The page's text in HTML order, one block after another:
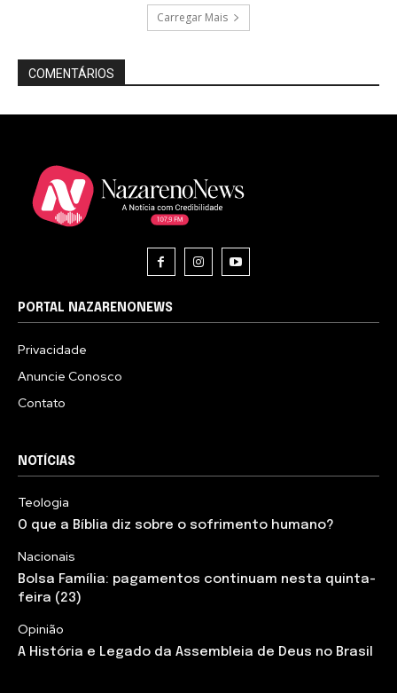
Carregar Mais
COMENTÁRIOS
PORTAL NAZARENONEWS
Privacidade
Anuncie Conosco
Contato
NOTÍCIAS
Teologia
O que a Bíblia diz sobre o sofrimento humano?
Nacionais
Bolsa Família: pagamentos continuam nesta quinta-
feira (23)
Opinião
A História e Legado da Assembleia de Deus no Brasil